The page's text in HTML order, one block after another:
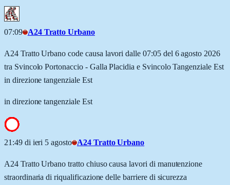
07:09 A24 Tratto Urbano
A24 Tratto Urbano code causa lavori dalle 07:05 del 6 agosto 2026
tra Svincolo Portonaccio - Galla Placidia e Svincolo Tangenziale Est
in direzione tangenziale Est
in direzione tangenziale Est
21:49 di ieri 5 agosto A24 Tratto Urbano
A24 Tratto Urbano tratto chiuso causa lavori di manutenzione
straordinaria di riqualificazione delle barriere di sicurezza